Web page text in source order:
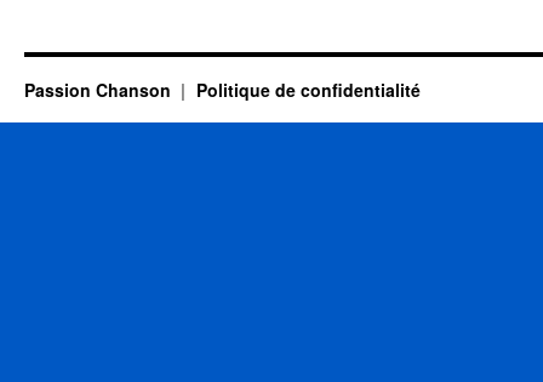
Passion Chanson Politique de confidentialité